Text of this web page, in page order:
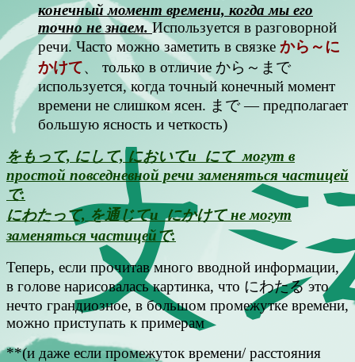
конечный момент времени, когда мы его
точно не знаем. Используется в разговорной
речи. Часто можно заметить в связке から～に
かけて、 только в отличие から～まで
используется, когда точный конечный момент
времени не слишком ясен. まで — предполагает
большую ясность и четкость)
をもって, にして, においてи にて могут в
простой повседневной речи заменяться частицей
で.
にわたって, を通じてи にかけて не могут
заменяться частицейで.
Теперь, если прочитав много вводной информации,
в голове нарисовалась картинка, что にわたる это
нечто грандиозное, в большом промежутке времени,
можно приступать к примерам
**(и даже если промежуток времени/ расстояния